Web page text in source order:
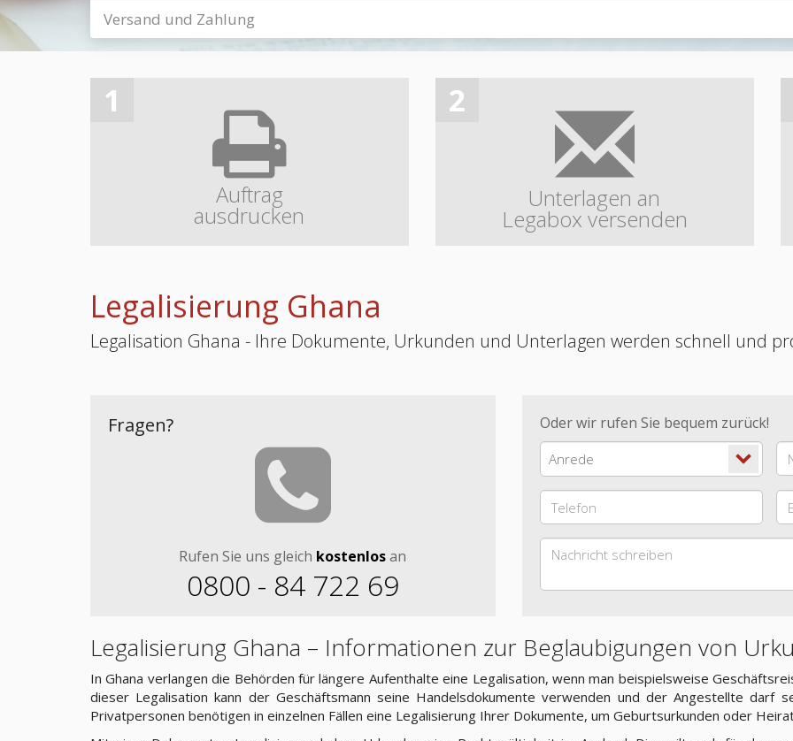
Versand und Zahlung
1
Auftrag
ausdrucken
2
Unterlagen an
Legabox versenden
Legalisierung Ghana
Legalisation Ghana - Ihre Dokumente, Urkunden und Unterlagen werden schnell und
Fragen?
Rufen Sie uns gleich kostenlosan
0800 - 84 722 69
Oder wir rufen Sie bequem zurück!
Anrede
Legalisierung Ghana – Informationen zur Beglaubigungen von
In Ghana verlangen die Behörden für längere Aufenthalte eine Legalisation, wenn man beispielsweise
dieser Legalisation kann der Geschäftsmann seine Handelsdokumente verwenden und der Angestellte darf
Privatpersonen benötigen in einzelnen Fällen eine Legalisierung Ihrer Dokumente, um Geburtsurkunden oder